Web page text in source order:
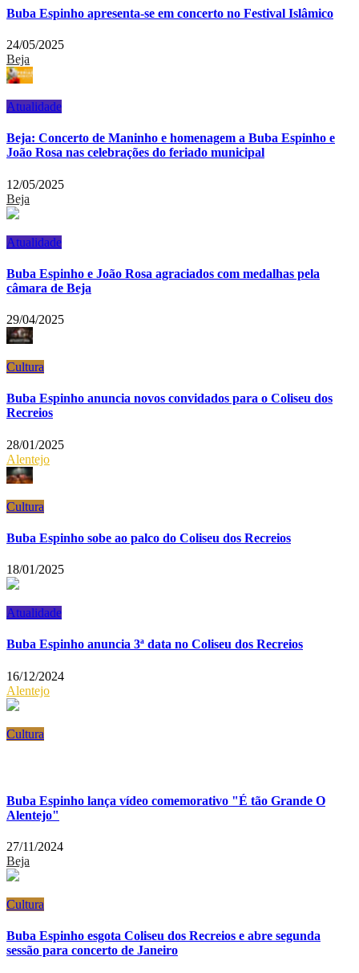
Buba Espinho apresenta-se em concerto no Festival Islâmico
24/05/2025
Beja
Atualidade
Beja: Concerto de Maninho e homenagem a Buba Espinho e
João Rosa nas celebrações do feriado municipal
12/05/2025
Beja
Atualidade
Buba Espinho e João Rosa agraciados com medalhas pela
câmara de Beja
29/04/2025
Cultura
Buba Espinho anuncia novos convidados para o Coliseu dos
Recreios
28/01/2025
Alentejo
Cultura
Buba Espinho sobe ao palco do Coliseu dos Recreios
18/01/2025
Atualidade
Buba Espinho anuncia 3ª data no Coliseu dos Recreios
16/12/2024
Alentejo
Cultura
Buba Espinho lança vídeo comemorativo "É tão Grande O
Alentejo"
27/11/2024
Beja
Cultura
Buba Espinho esgota Coliseu dos Recreios e abre segunda
sessão para concerto de Janeiro